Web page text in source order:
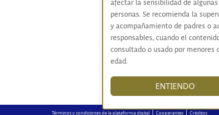
Términos y condiciones de la plataforma digital|Cooperantes|Créditos
afectar la sensibilidad de algunas
personas. Se recomienda la
y acompañamiento de padres o
responsables, cuando el
consultado o usado por menores
edad.
ENTIENDO